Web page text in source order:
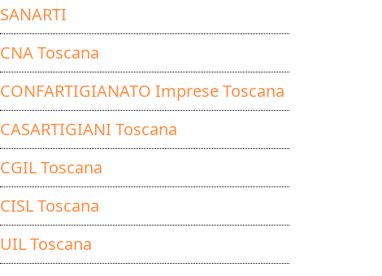
SANARTI
CNA Toscana
CONFARTIGIANATO Imprese Toscana
CASARTIGIANI Toscana
CGIL Toscana
CISL Toscana
UIL Toscana